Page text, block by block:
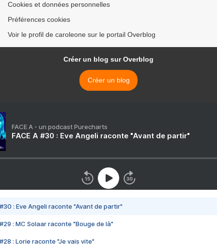
Cookies et données personnelles
Préférences cookies
Voir le profil de caroleone sur le portail Overblog
Créer un blog sur Overblog
Créer un blog
FACE A - un podcast Purecharts
FACE A #30 : Eve Angeli raconte "Avant de partir"
#30 : Eve Angeli raconte "Avant de partir"
#29 : MC Solaar raconte "Bouge de là"
#28 : Lorie raconte "Je vais vite"